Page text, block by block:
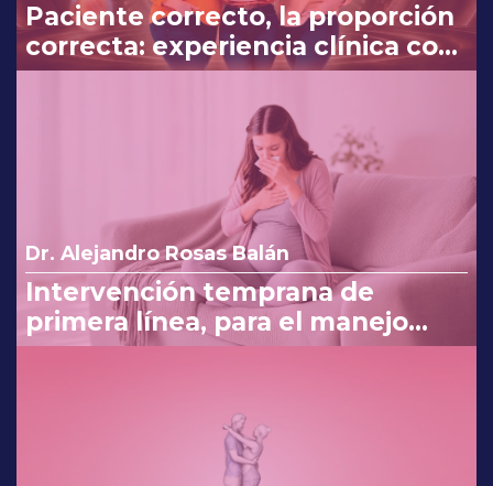
Paciente correcto, la proporción
correcta: experiencia clínica con
Myo y D-Chiro-Inositol
Dr. Alejandro Rosas Balán
Intervención temprana de
primera línea, para el manejo
eficaz en náuseas y vómito del